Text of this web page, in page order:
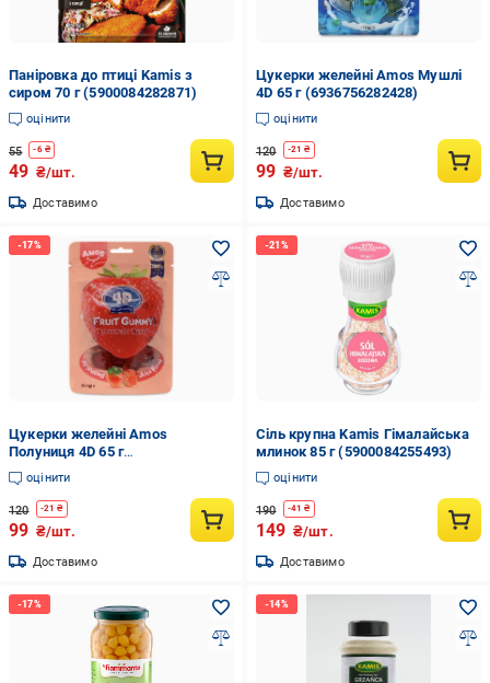
Паніровка до птиці Kamis з
сиром 70 г (5900084282871)
оцінити
55 -6₴
49 ₴/шт.
Доставимо
Цукерки желейні Amos Мушлі
4D 65 г (6936756282428)
оцінити
120 -21 ₴
99 ₴/шт.
Доставимо
Цукерки желейні Amos
Полуниця 4D 65 г
(6936756255880)
оцінити
120 -21 ₴
99 ₴/шт.
Доставимо
Cіль крупна Kamis Гімалайська
млинок 85 г (5900084255493)
оцінити
190 -41 ₴
149 ₴/шт.
Доставимо